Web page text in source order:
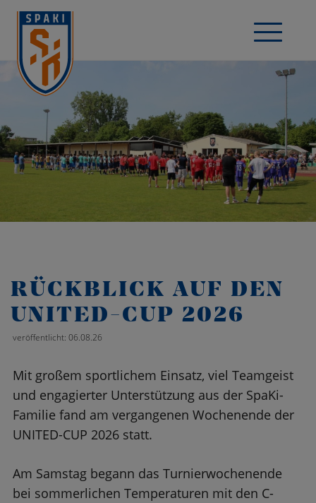
RÜCKBLICK AUF DEN
UNITED-CUP 2026
veröffentlicht: 06.08.26
Mit großem sportlichem Einsatz, viel Teamgeist
und engagierter Unterstützung aus der SpaKi-
Familie fand am vergangenen Wochenende der
UNITED-CUP 2026 statt.
Am Samstag begann das Turnierwochenende
bei sommerlichen Temperaturen mit den C-